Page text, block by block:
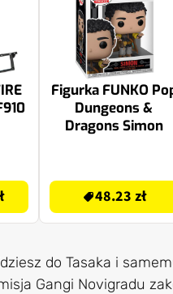
Figurka FUNKO
Dungeons &
Dragons Simon
48.23 zł
do Tasaka i
Gangi Novigradu